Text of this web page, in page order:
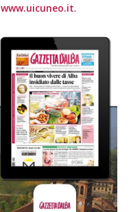
www.uicuneo.it.